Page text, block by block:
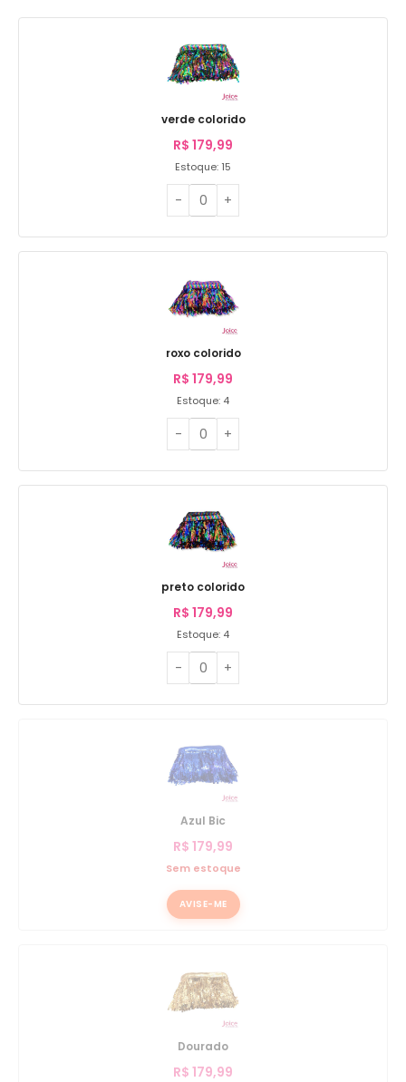
verde colorido
R$ 179,99
Estoque: 15
roxo colorido
R$ 179,99
Estoque: 4
preto colorido
R$ 179,99
Estoque: 4
Azul Bic
R$ 179,99
Sem estoque
AVISE-ME
Dourado
R$ 179,99